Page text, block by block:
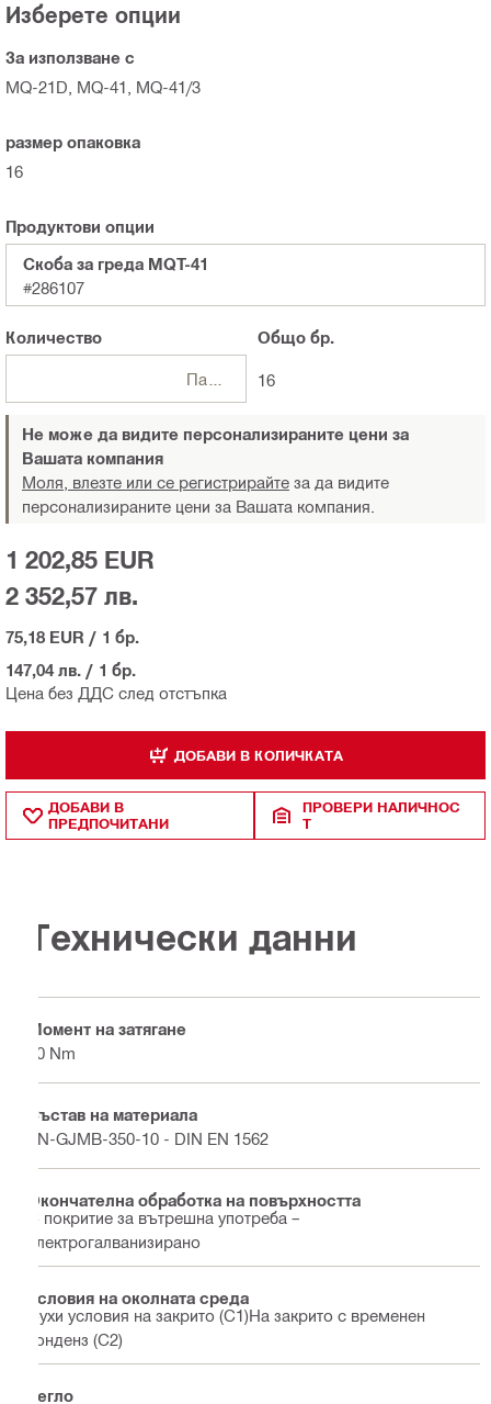
Изберете опции
За използване с
MQ-21D, MQ-41, MQ-41/3
размер опаковка
16
Продуктови опции
Скоба за греда MQT-41
#286107
Количество Общо бр.
16
Не може да видите персонализираните цени за
Вашата компания
Моля, влезте или се регистрирайте за да видите
персонализираните цени за Вашата компания.
Цена без ДДС след отстъпка
1 202,85 EUR
2 352,57 лв.
75,18 EUR / 1 бр.
147,04 лв. / 1 бр.
ДОБАВИ В КОЛИЧКАТА
ДОБАВИ В
ПРЕДПОЧИТАНИ
ПРОВЕРИ НАЛИЧНОС
Т
Технически данни
Момент на затягане
20 Nm
Състав на материала
EN-GJMB-350-10 - DIN EN 1562
Окончателна обработка на повърхността
С покритие за вътрешна употреба –
електрогалванизирано
Условия на околната среда
Сухи условия на закрито (С1)На закрито с временен
конденз (С2)
Тегло